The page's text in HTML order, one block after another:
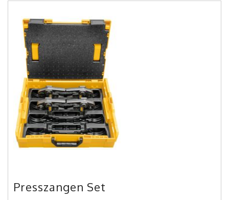
Presszangen Set